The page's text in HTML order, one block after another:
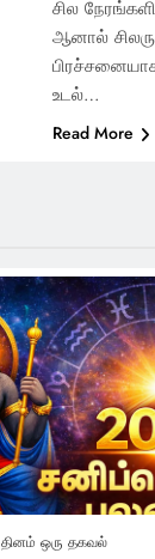
தினம் ஒரு தகவல்
சில
ஆனால்
உடல்…
Read More